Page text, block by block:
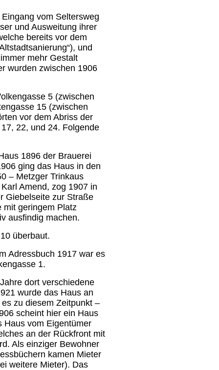
vom Seltersweg
und Ausweitung ihrer
bereits vor dem
und
mehr Gestalt
wurden zwischen 1906
5 (zwischen
15 (zwischen
vor dem Abriss der
22, und 24. Folgende
1896 der Brauerei
ging das Haus in den
– Metzger Trinkaus
Amend, zog 1907 in
Giebelseite zur Straße
mit geringem Platz
ausfindig machen.
überbaut.
Adressbuch 1917 war es
1.
dort verschiedene
wurde das Haus an
zu diesem Zeitpunkt –
scheint hier ein Haus
Haus vom Eigentümer
an der Rückfront mit
Als einziger Bewohner
kamen Mieter
weitere Mieter). Das